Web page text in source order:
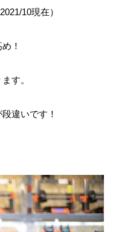
10現在）
！
す。
違いです！